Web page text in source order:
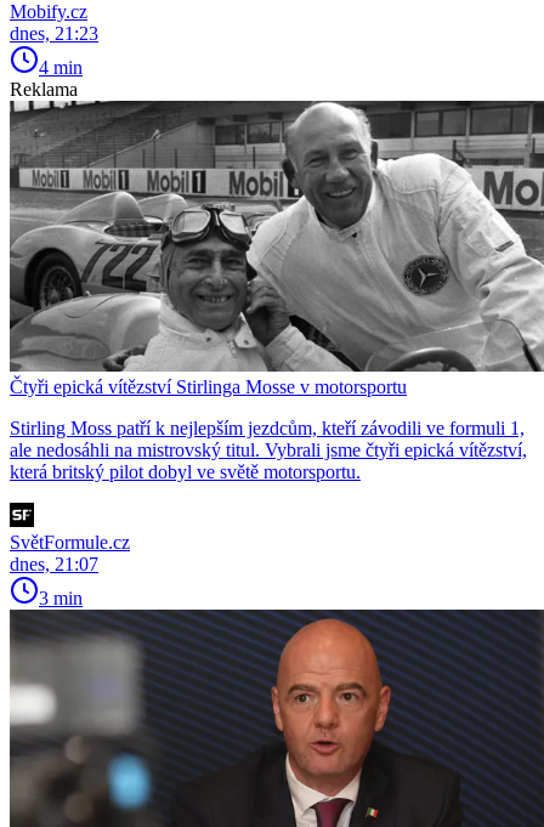
Mobify.cz
dnes, 21:23
4 min
Reklama
Čtyři epická vítězství Stirlinga Mosse v motorsportu
Stirling Moss patří k nejlepším jezdcům, kteří závodili ve formuli 1,
ale nedosáhli na mistrovský titul. Vybrali jsme čtyři epická vítězství,
která britský pilot dobyl ve světě motorsportu.
SvětFormule.cz
dnes, 21:07
3 min